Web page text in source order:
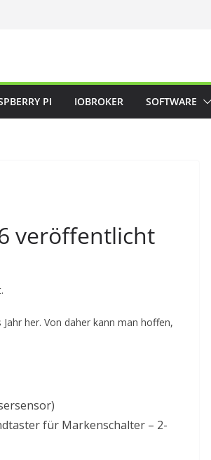
PI IOBROKER SOFTWARE
veröffentlicht
her. Von daher kann man hoffen,
für Markenschalter – 2-